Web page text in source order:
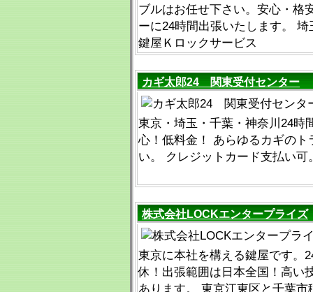
ブルはお任せ下さい。安心・格
ーに24時間出張いたします。
鍵屋Ｋロックサービス
カギ太郎24 関東受付センター
東京・埼玉・千葉・神奈川24時
心！低料金！ あらゆるカギのト
い。 クレジットカード支払い可
株式会社LOCKエンタープライズ
東京に本社を構える鍵屋です。
休！出張範囲は日本全国！高い
あります。 東京江東区と千葉市